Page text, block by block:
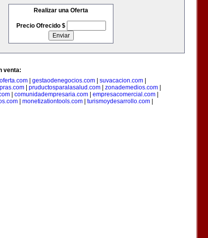
Realizar una Oferta
Precio Ofrecido $
venta:
gestaodenegocios.com suvacacion.com
pruductosparalasalud.com zonademedios.com
| comunidadempresaria.com| empresacomercial.com|
| monetizationtools.com| turismoydesarrollo.com|